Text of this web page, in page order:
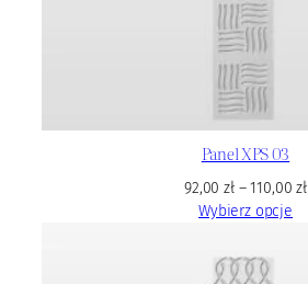
Panel XPS 03
92,00zł– 110,00zł
Wybierz opcje